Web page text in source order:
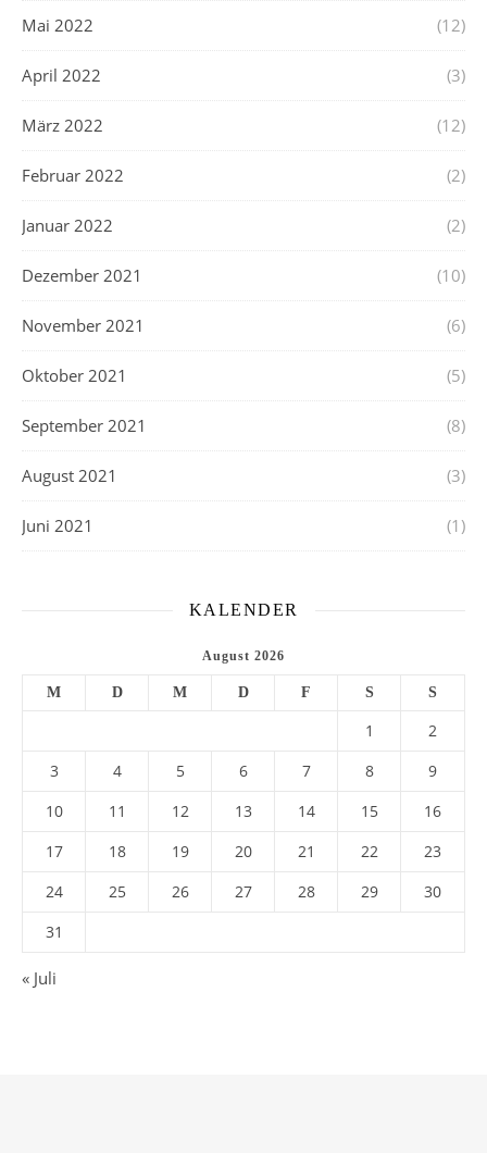
Mai 2022 (12)
April 2022 (3)
März 2022 (12)
Februar 2022 (2)
Januar 2022 (2)
Dezember 2021 (10)
November 2021 (6)
Oktober 2021 (5)
September 2021 (8)
August 2021 (3)
Juni 2021 (1)
KALENDER
August 2026
M D M D F S S
1
2
3
4 5 6 7 8
9
10
11 12 13 14 15
16
17
18 19 20 21 22
23
24
25 26 27 28 29
30
31
« Juli